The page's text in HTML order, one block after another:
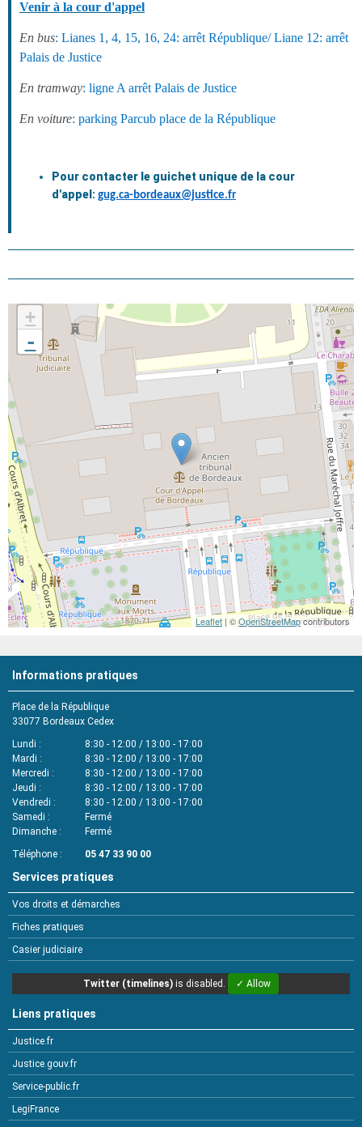
Venir à la cour d'appel
En bus: Lianes 1, 4, 15, 16, 24: arrêt République/ Liane 12: arrêt
Palais de Justice
En tramway: ligne A arrêt Palais de Justice
En voiture: parking Parcub place de la République
Pour contacter le guichet unique de la cour
d'appel: gug.ca-bordeaux@justice.fr
+
-
Leaflet | ©OpenStreetMapcontributors
Informations pratiques
Place de la République
33077 Bordeaux Cedex
Lundi
8:30 - 12:00 / 13:00 - 17:00
Mardi
8:30 - 12:00 / 13:00 - 17:00
Mercredi
8:30 - 12:00 / 13:00 - 17:00
Jeudi
8:30 - 12:00 / 13:00 - 17:00
Vendredi
8:30 - 12:00 / 13:00 - 17:00
Samedi
Fermé
Dimanche
Fermé
Téléphone
05 47 33 90 00
Services pratiques
Vos droits et démarches
Fiches pratiques
Casier judiciaire
Twitter (timelines) is disabled. ✓ Allow
Liens pratiques
Justice.fr
Justice.gouv.fr
Service-public.fr
LegiFrance